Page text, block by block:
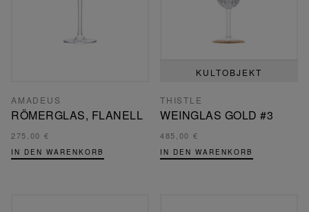
AMADEUS
RÖMERGLAS, FLANELL
275,00 €
IN DEN WARENKORB
KULTOBJEKT
THISTLE
WEINGLAS GOLD #3
485,00 €
IN DEN WARENKORB